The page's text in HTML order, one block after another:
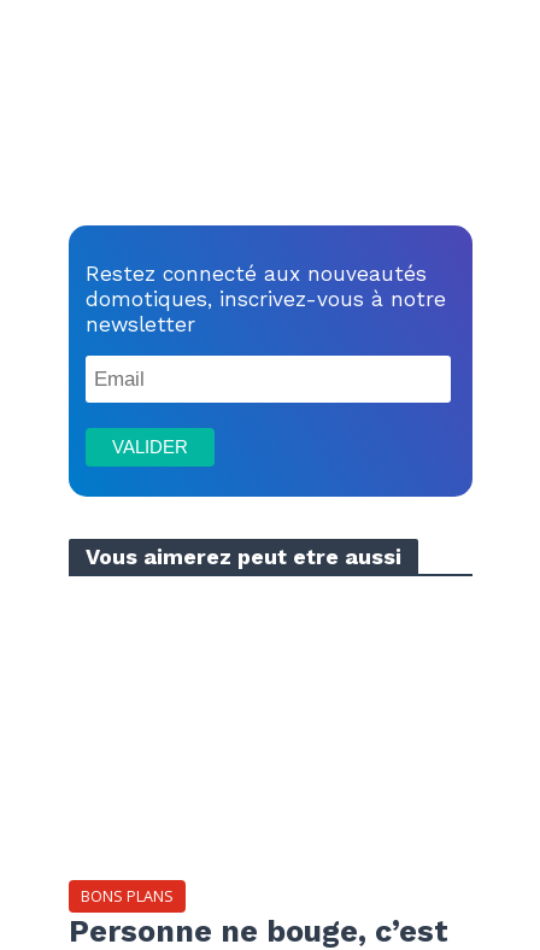
Restez connecté aux nouveautés
domotiques, inscrivez-vous à notre
newsletter
Vous aimerez peut etre aussi
BONS PLANS
Personne ne bouge, c’est